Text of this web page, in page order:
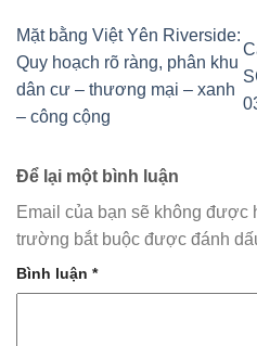
Mặt bằng Việt Yên Riverside:
Quy hoạch rõ ràng, phân khu
dân cư – thương mại – xanh
– công cộng
Để lại một bình luận
Email của bạn sẽ không được
trường bắt buộc được đánh
Bình luận *